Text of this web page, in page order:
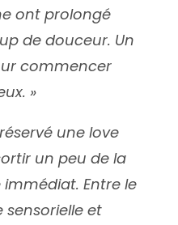
ont prolongé
de douceur. Un
commencer
»
une love
un peu de la
immédiat. Entre le
et